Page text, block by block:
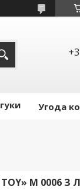
Угода
M 0006